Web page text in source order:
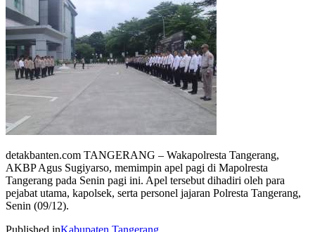
detakbanten.com TANGERANG – Wakapolresta Tangerang,
AKBP Agus Sugiyarso, memimpin apel pagi di Mapolresta
Tangerang pada Senin pagi ini. Apel tersebut dihadiri oleh para
pejabat utama, kapolsek, serta personel jajaran Polresta Tangerang,
Senin (09/12).